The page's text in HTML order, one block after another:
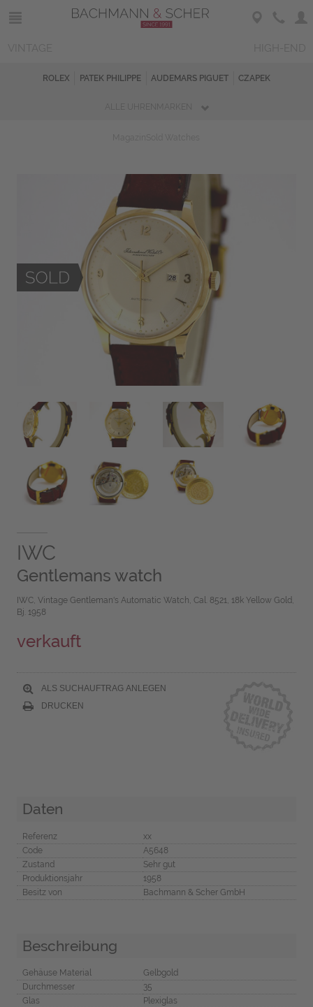
ROLEX PATEK PHILIPPE AUDEMARS PIGUET CZAPEK
IWC
Gentlemans watch
IWC, Vintage Gentleman's Automatic Watch, Cal. 8521, 18k Yellow Gold,
Bj. 1958
verkauft
ALS SUCHAUFTRAG ANLEGEN
DRUCKEN
Daten
Referenz
xx
Code
A5648
Zustand
Sehr gut
Produktionsjahr
1958
Besitz von
Bachmann & Scher GmbH
Beschreibung
Gehäuse Material
Gelbgold
Durchmesser
35
Glas
Plexiglas